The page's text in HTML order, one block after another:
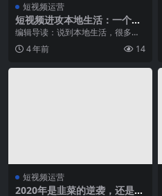
短视频运营
短视频进攻本地生活：一个目
标，两种思路，三大环节
编辑导读：说到本地生活，很多人
的第一印象就是美团。而作为短视
频产品，抖音和快手已...
4 年前 14
短视频运营
2020年是韭菜的逆袭，还是知